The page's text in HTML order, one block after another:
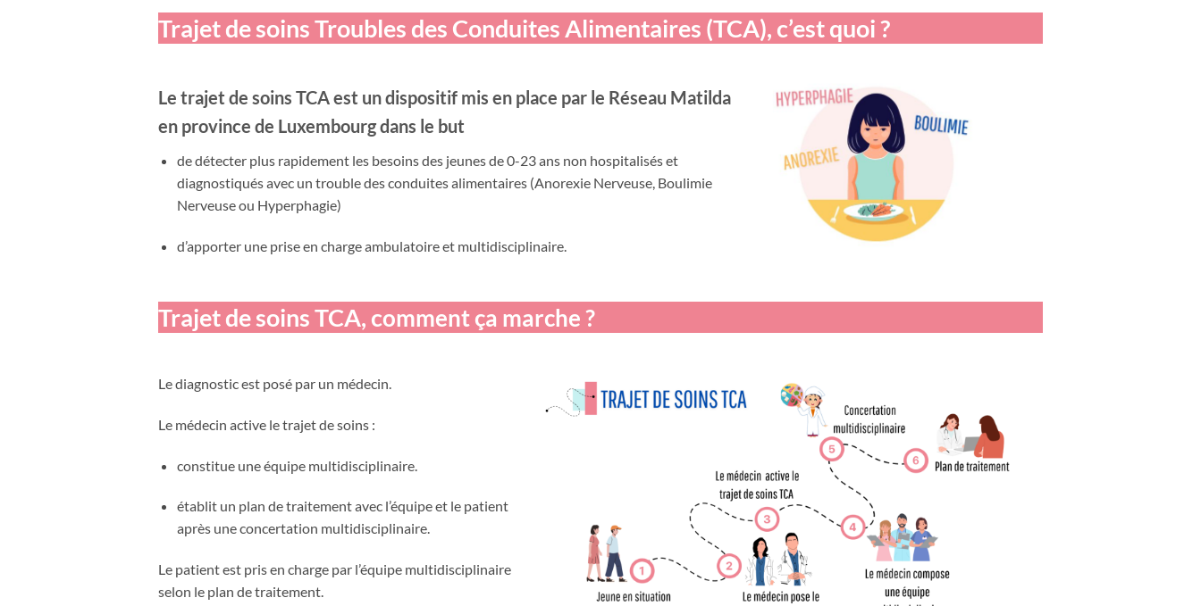
Trajet de soins Troubles des Conduites Alimentaires (TCA), c’est quoi ?
Le trajet de soins TCA est un dispositif mis en place par le Réseau Matilda
en province de Luxembourg dans le but
de détecter plus rapidement les besoins des jeunes de 0-23 ans non hospitalisés et
diagnostiqués avec un trouble des conduites alimentaires (Anorexie Nerveuse, Boulimie
Nerveuse ou Hyperphagie)
d’apporter une prise en charge ambulatoire et multidisciplinaire.
Trajet de soins TCA, comment ça marche ?
Le diagnostic est posé par un médecin.
Le médecin active le trajet de soins :
constitue une équipe multidisciplinaire.
établit un plan de traitement avec l’équipe et le patient
après une concertation multidisciplinaire.
Le patient est pris en charge par l’équipe multidisciplinaire
selon le plan de traitement.